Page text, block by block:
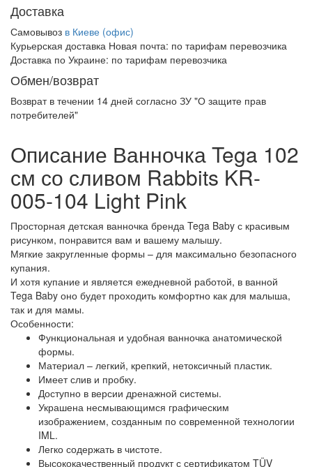
Доставка
Самовывоз в Киеве (офис)
Курьерская доставка Новая почта: по тарифам перевозчика
Доставка по Украине: по тарифам перевозчика
Обмен/возврат
Возврат в течении 14 дней согласно ЗУ "О защите прав
потребителей"
Описание Ванночка Tega 102
см со сливом Rabbits KR-
005-104 Light Pink
Просторная детская ванночка бренда Tega Baby с красивым
рисунком, понравится вам и вашему малышу.
Мягкие закругленные формы – для максимально безопасного
купания.
И хотя купание и является ежедневной работой, в ванной
Tega Baby оно будет проходить комфортно как для малыша,
так и для мамы.
Особенности:
Функциональная и удобная ванночка анатомической
формы.
Материал – легкий, крепкий, нетоксичный пластик.
Имеет слив и пробку.
Доступно в версии дренажной системы.
Украшена несмывающимся графическим
изображением, созданным по современной технологии
IML.
Легко содержать в чистоте.
Высококачественный продукт с сертификатом TÜV